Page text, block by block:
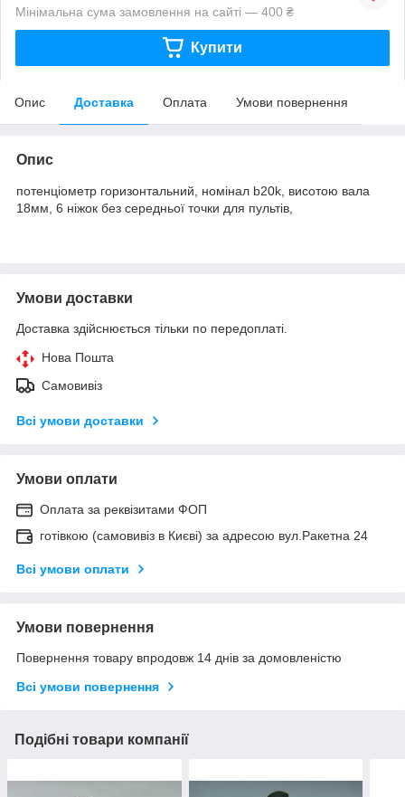
Мінімальна сума замовлення на сайті — 400 ₴
Купити
Опис Доставка Оплата Умови повернення
Опис
потенціометр горизонтальний, номінал b20k, висотою вала
18мм, 6 ніжок без середньої точки для пультів,
Умови доставки
Доставка здійснюється тільки по передоплаті.
Нова Пошта
Самовивіз
Всі умови доставки
Умови оплати
Оплата за реквізитами ФОП
готівкою (самовивіз в Києві) за адресою вул.Ракетна 24
Всі умови оплати
Умови повернення
Повернення товару впродовж 14 днів за домовленістю
Всі умови повернення
Подібні товари компанії